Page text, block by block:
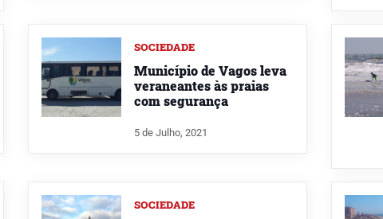
SOCIEDADE
Município de Vagos leva
veraneantes às praias
com segurança
5 de Julho, 2021
SOCIEDADE